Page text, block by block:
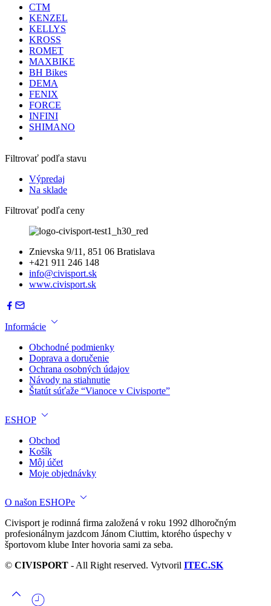
CTM
KENZEL
KELLYS
KROSS
ROMET
MAXBIKE
BH Bikes
DEMA
FENIX
FORCE
INFINI
SHIMANO
Filtrovať podľa stavu
Výpredaj
Na sklade
Filtrovať podľa ceny
Znievska 9/11, 851 06 Bratislava
+421 911 246 148
info@civisport.sk
www.civisport.sk
Informácie
Obchodné podmienky
Doprava a doručenie
Ochrana osobných údajov
Návody na stiahnutie
Štatút súťaže “Vianoce v Civisporte”
ESHOP
Obchod
Košík
Môj účet
Moje objednávky
O našon ESHOPe
Civisport je rodinná firma založená v roku 1992 dlhoročným
profesionálnym jazdcom Jánom Ciuttim, ktorého úspechy v
športovom klube Inter hovoria sami za seba.
© CIVISPORT - All Right reserved. Vytvoril ITEC.SK